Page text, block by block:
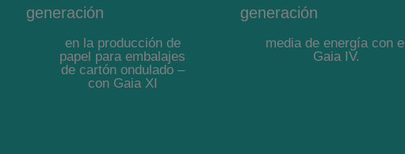
generación
en la producción de
papel para embalajes
de cartón ondulado –
con Gaia XI
generación
media de energía con el
Gaia IV.